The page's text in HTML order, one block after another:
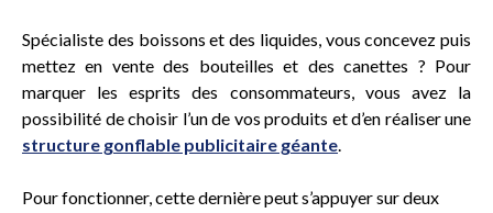
Spécialiste des boissons et des liquides, vous concevez puis
mettez en vente des bouteilles et des canettes ? Pour
marquer les esprits des consommateurs, vous avez la
possibilité de choisir l’un de vos produits et d’en réaliser une
structure gonflable publicitaire géante.
Pour fonctionner, cette dernière peut s’appuyer sur deux